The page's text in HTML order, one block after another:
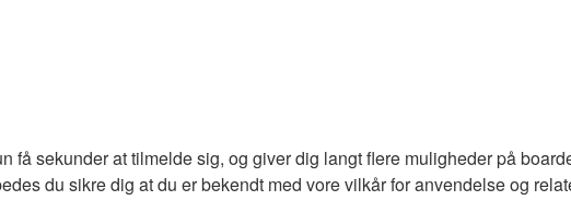
få sekunder at tilmelde sig, og giver dig langt flere muligheder på
du sikre dig at du er bekendt med vore vilkår for anvendelse og